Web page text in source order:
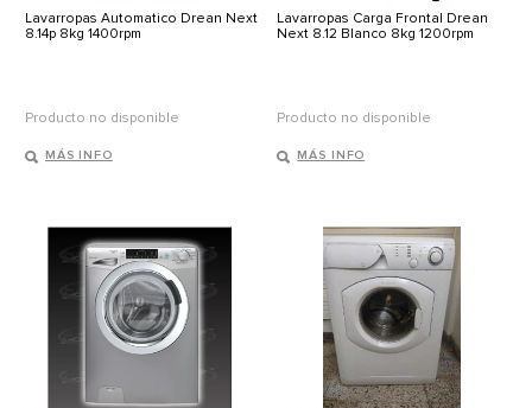
Lavarropas Automatico Drean Next
8.14p 8kg 1400rpm
Producto no disponible
MÁS INFO
Lavarropas Carga Frontal Drean
Next 8.12 Blanco 8kg 1200rpm
Producto no disponible
MÁS INFO